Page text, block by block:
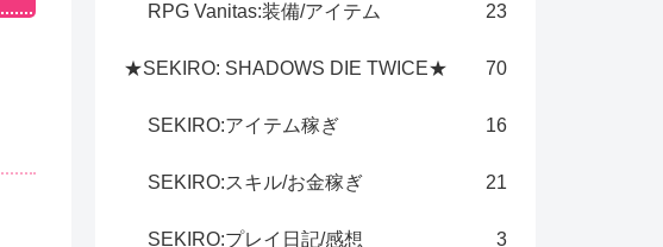
RPG Vanitas:装備/アイテム 23
★SEKIRO: SHADOWS DIE TWICE★ 70
SEKIRO:アイテム稼ぎ 16
SEKIRO:スキル/お金稼ぎ 21
SEKIRO:プレイ日記/感想 3